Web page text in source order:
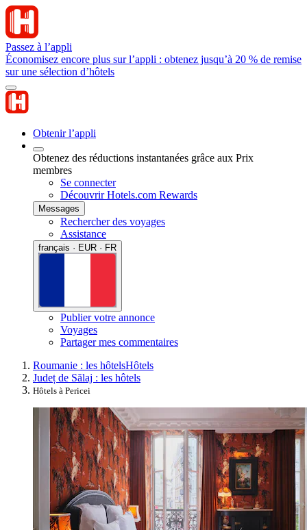
Passez à l’appli
Économisez encore plus sur l’appli : obtenez jusqu’à 20 % de remise
sur une sélection d’hôtels
Obtenir l’appli
Obtenez des réductions instantanées grâce aux Prix
membres
Se connecter
Découvrir Hotels.com Rewards
Messages
Rechercher des voyages
Assistance
français · EUR · FR
Publier votre annonce
Voyages
Partager mes commentaires
Roumanie : les hôtelsHôtels
Județ de Sălaj : les hôtels
Hôtels à Pericei